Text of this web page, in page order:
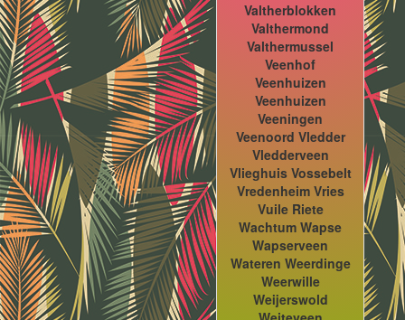
Valtherblokken
Valthermond
Valthermussel
Veenhof
Veenhuizen
Veenhuizen
Veeningen
Veenoord Vledder
Vledderveen
Vlieghuis Vossebelt
Vredenheim Vries
Vuile Riete
Wachtum Wapse
Wapserveen
Wateren Weerdinge
Weerwille
Weijerswold